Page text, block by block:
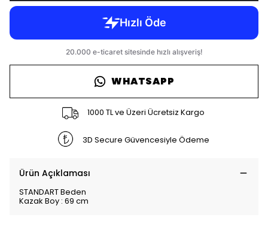
WHATSAPP
1000 TL ve Üzeri Ücretsiz Kargo
3D Secure Güvencesiyle Ödeme
Ürün Açıklaması
STANDART Beden
Kazak Boy : 69 cm